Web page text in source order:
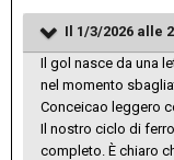
Il 1/3/2026 alle
Il gol nasce da una
nel momento
Conceicao leggero
Il nostro ciclo di
completo. È chiaro